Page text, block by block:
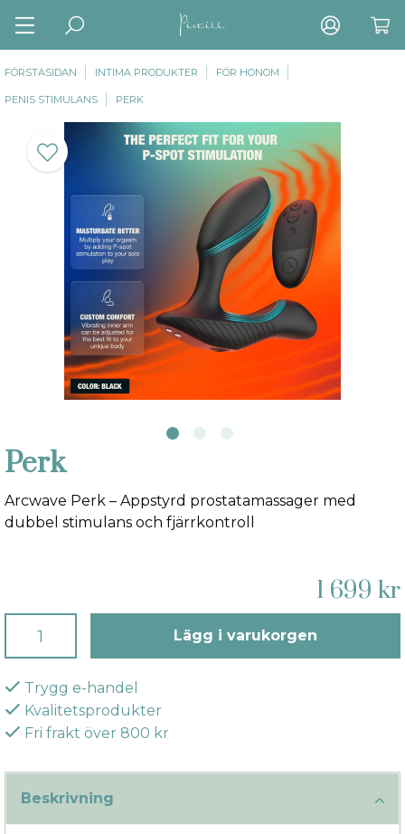
FÖRSTASIDAN INTIMA PRODUKTER FÖR HONOM
PENIS STIMULANS PERK
Perk
Arcwave Perk – Appstyrd prostatamassager med
dubbel stimulans och fjärrkontroll
1 699 kr
Lägg i varukorgen
Trygg e-handel
Kvalitetsprodukter
Fri frakt över 800 kr
Beskrivning